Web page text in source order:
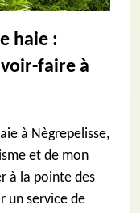
haie :
faire à
à Nègrepelisse,
et de mon
à la pointe des
un service de